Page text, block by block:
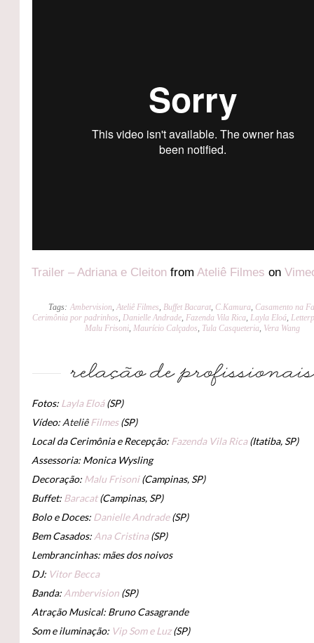
Trailer – Adriana e Cleiton fromAteliê Filmes on
Tags: Ambervision,Ateliê Filmes,Buffet Bacarat, C.Kamura, Casamento na
Cerimônia por padrinhos, Danielle Andrade, Fazenda Vila Rica, Layla Eloá,
Malu Frisoni,Maurício Calçados, Tula Casqueteria, Vera Wang
Fotos: Layla Eloá(SP)
Vídeo:AteliêFilmes(SP)
Local da Cerimônia e Recepção: Fazenda Vila Rica(Itatiba, SP)
Assessoria: Monica Wysling
Decoração: Malu Frisoni(Campinas, SP)
Buffet: Baracat(Campinas, SP)
Bolo e Doces: Danielle Andrade(SP)
Bem Casados:Ana Cristina(SP)
Lembrancinhas: mães dos noivos
DJ: Vitor Becca
Banda:Ambervision (SP)
Atração Musical: Bruno Casagrande
Som e iluminação: Vip Som e Luz(SP)